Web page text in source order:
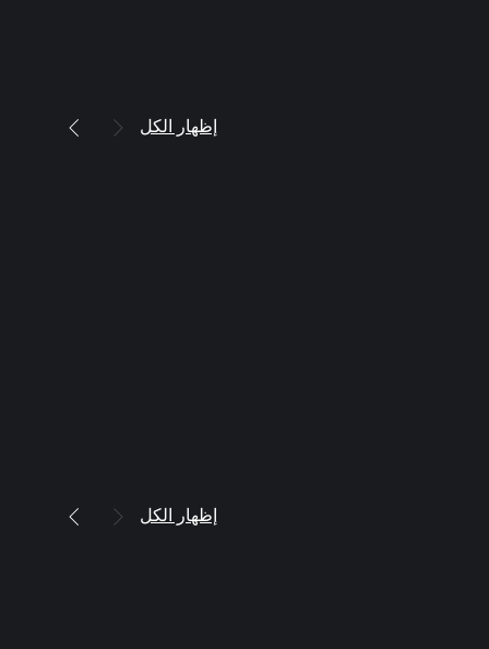
إظهار الكل
إظهار الكل